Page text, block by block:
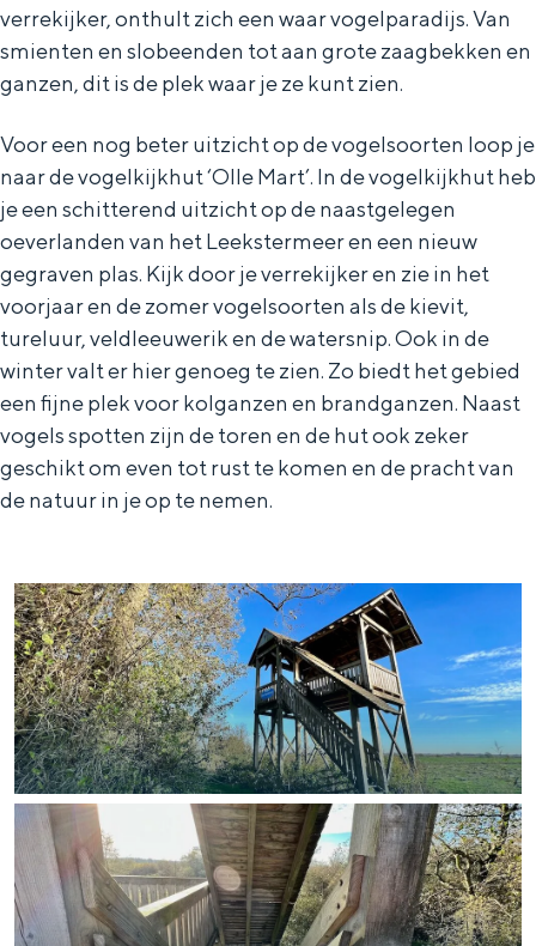
u
d
i
e
t
a
a
l
:
N
e
r
l
a
n
s
i
s
p
g
e
e
t
c
h
e
n
S
e
i
verrekijker, onthult zich een waar vogelparadijs. Van
smienten en slobeenden tot aan grote zaagbekken en
ganzen, dit is de plek waar je ze kunt zien.
Voor een nog beter uitzicht op de vogelsoorten loop je
naar de vogelkijkhut ‘Olle Mart’. In de vogelkijkhut heb
je een schitterend uitzicht op de naastgelegen
oeverlanden van het Leekstermeer en een nieuw
gegraven plas. Kijk door je verrekijker en zie in het
voorjaar en de zomer vogelsoorten als de kievit,
tureluur, veldleeuwerik en de watersnip. Ook in de
winter valt er hier genoeg te zien. Zo biedt het gebied
een fijne plek voor kolganzen en brandganzen. Naast
vogels spotten zijn de toren en de hut ook zeker
geschikt om even tot rust te komen en de pracht van
de natuur in je op te nemen.